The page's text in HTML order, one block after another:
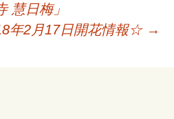
慧日梅」
年2月17日開花情報☆ →